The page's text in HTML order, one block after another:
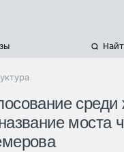
среди
моста